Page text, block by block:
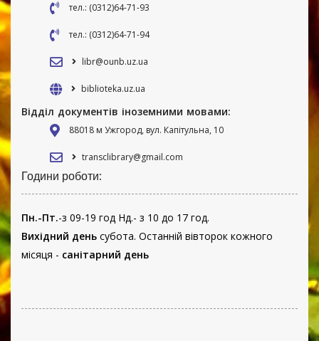
тел.: (0312)64-71-93
тел.: (0312)64-71-94
libr@ounb.uz.ua
biblioteka.uz.ua
Відділ документів іноземними мовами:
88018 м Ужгород, вул. Капітульна, 10
transclibrary@gmail.com
Години роботи:
Пн.-Пт.-з 09-19 год Нд.- з 10 до 17 год.
Вихідний день субота. Останній вівторок кожного
місяця - санітарний день